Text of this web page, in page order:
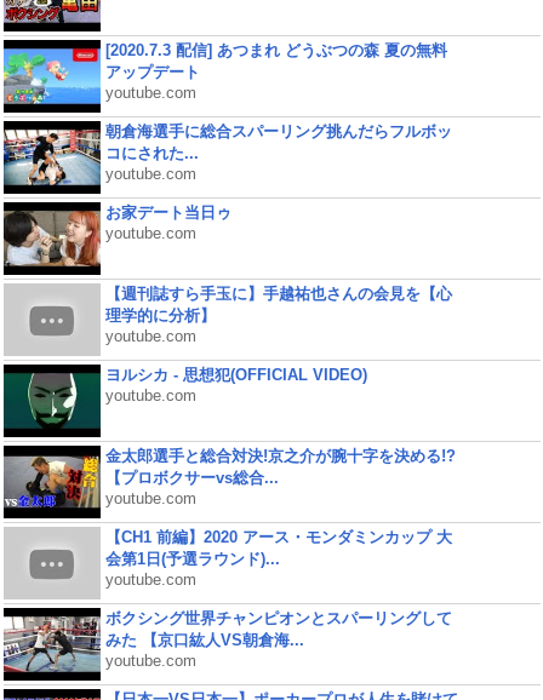
[2020.7.3 配信] あつまれ どうぶつの森 夏の無料
アップデート
youtube.com
朝倉海選手に総合スパーリング挑んだらフルボッ
コにされた...
youtube.com
お家デート当日ゥ
youtube.com
【週刊誌すら手玉に】手越祐也さんの会見を【心
理学的に分析】
youtube.com
ヨルシカ - 思想犯(OFFICIAL VIDEO)
youtube.com
金太郎選手と総合対決!京之介が腕十字を決める!?
【プロボクサーvs総合...
youtube.com
【CH1 前編】2020 アース・モンダミンカップ 大
会第1日(予選ラウンド)...
youtube.com
ボクシング世界チャンピオンとスパーリングして
みた 【京口紘人VS朝倉海...
youtube.com